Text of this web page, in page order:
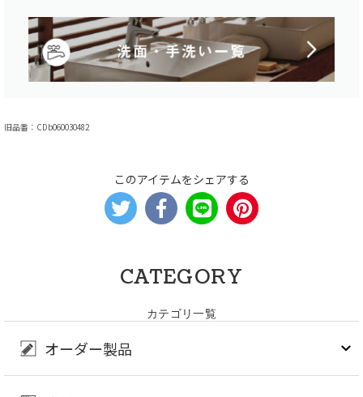
旧品番：CDb060030482
このアイテムをシェアする
CATEGORY
カテゴリ一覧
オーダー製品